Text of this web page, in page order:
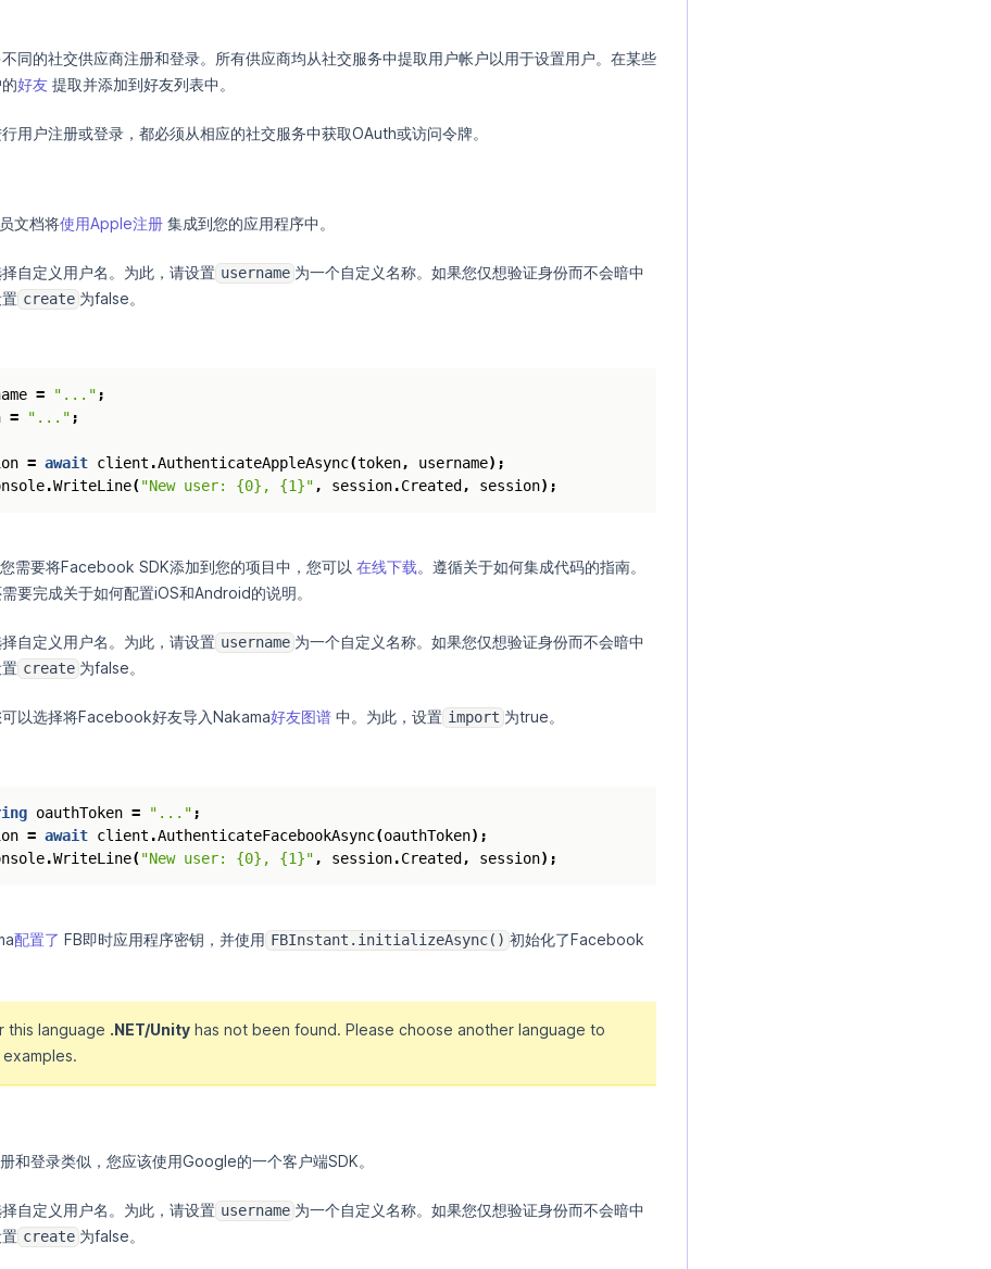
同的社交供应商注册和登录。所有供应商均从社交服务中提取用户帐户以用于设置用户。在某些
好友 提取并添加到好友列表中。
用户注册或登录，都必须从相应的社交服务中获取OAuth或访问令牌。
文档将使用Apple注册 集成到您的应用程序中。
自定义用户名。为此，请设置 username 为一个自定义名称。如果您仅想验证身份而不会暗中
create 为false。
= "..." ;
= "..." ;
= await client .AuthenticateAppleAsync(token, username);
.WriteLine("New user: {0}, {1}" , session.Created , session);
需要将Facebook SDK添加到您的项目中，您可以 在线下载。遵循关于如何集成代码的指南。
要完成关于如何配置iOS和Android的说明。
自定义用户名。为此，请设置 username 为一个自定义名称。如果您仅想验证身份而不会暗中
create 为false。
以选择将Facebook好友导入Nakama好友图谱 中。为此，设置 import 为true。
oauthToken = "..." ;
= await client .AuthenticateFacebookAsync(oauthToken);
.WriteLine("New user: {0}, {1}" , session.Created , session);
配置了 FB即时应用程序密钥，并使用 FBInstant.initializeAsync() 初始化了Facebook
this language .NET/Unity has not been found. Please choose another language to
和登录类似，您应该使用Google的一个客户端SDK。
自定义用户名。为此，请设置 username 为一个自定义名称。如果您仅想验证身份而不会暗中
create 为false。